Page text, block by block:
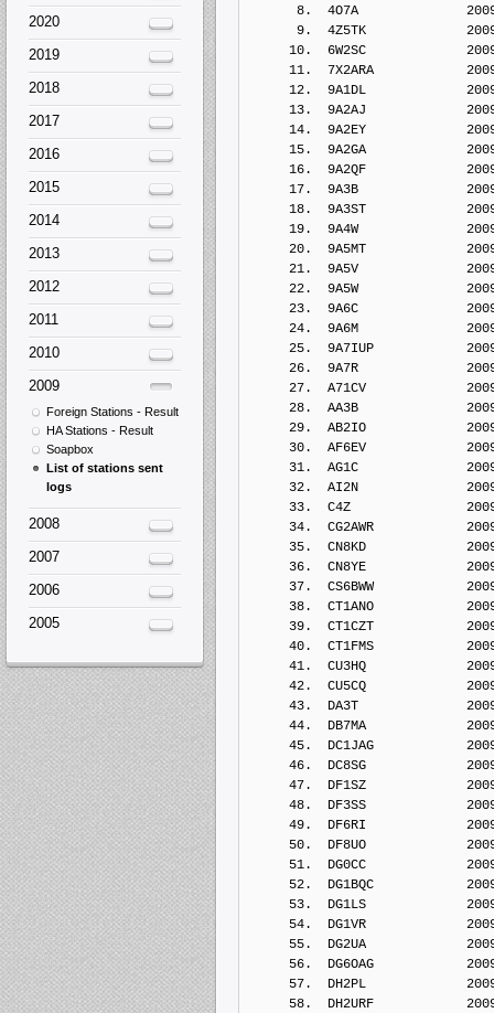
8.  4O7A
9.  4Z5TK
10.  6W2SC
11.  7X2ARA
12.  9A1DL
13.  9A2AJ
14.  9A2EY
15.  9A2GA
16.  9A2QF
17.  9A3B
18.  9A3ST
19.  9A4W
20.  9A5MT
21.  9A5V
22.  9A5W
23.  9A6C
24.  9A6M
25.  9A7IUP
26.  9A7R
27.  A71CV
28.  AA3B
29.  AB2IO
30.  AF6EV
31.  AG1C
32.  AI2N
33.  C4Z
34.  CG2AWR
35.  CN8KD
36.  CN8YE
37.  CS6BWW
38.  CT1ANO
39.  CT1CZT
40.  CT1FMS
41.  CU3HQ
42.  CU5CQ
43.  DA3T
44.  DB7MA
45.  DC1JAG
46.  DC8SG
47.  DF1SZ
48.  DF3SS
49.  DF6RI
50.  DF8UO
51.  DG0CC
52.  DG1BQC
53.  DG1LS
54.  DG1VR
55.  DG2UA
56.  DG6OAG
57.  DH2PL
58.  DH2URF
2020
2019
2018
2017
2016
2015
2014
2013
2012
2011
2010
2009
Foreign Stations - Result
HA Stations - Result
Soapbox
List of stations sent
logs
2008
2007
2006
2005